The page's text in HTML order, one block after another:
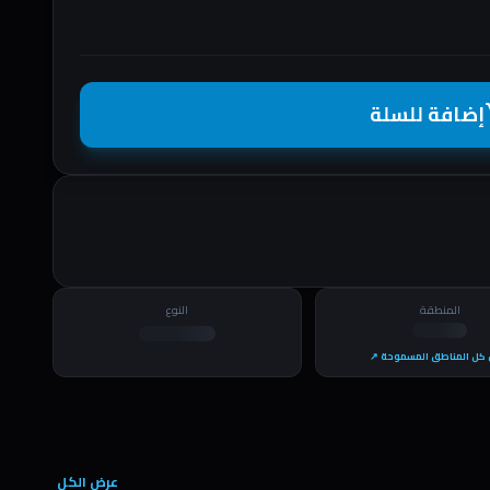
إضافة للسلة
المنطقة
المناطق المسموحة ↗
النوع
عرض الكل